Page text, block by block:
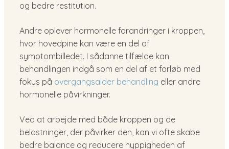
og bedre restitution.
Andre oplever hormonelle forandringer i kroppen,
hvor hovedpine kan være en del af
symptombilledet. I sådanne tilfælde kan
behandlingen indgå som en del af et forløb med
fokus på overgangsalder behandling eller andre
hormonelle påvirkninger.
Ved at arbejde med både kroppen og de
belastninger, der påvirker den, kan vi ofte skabe
bedre balance og reducere hyppigheden af